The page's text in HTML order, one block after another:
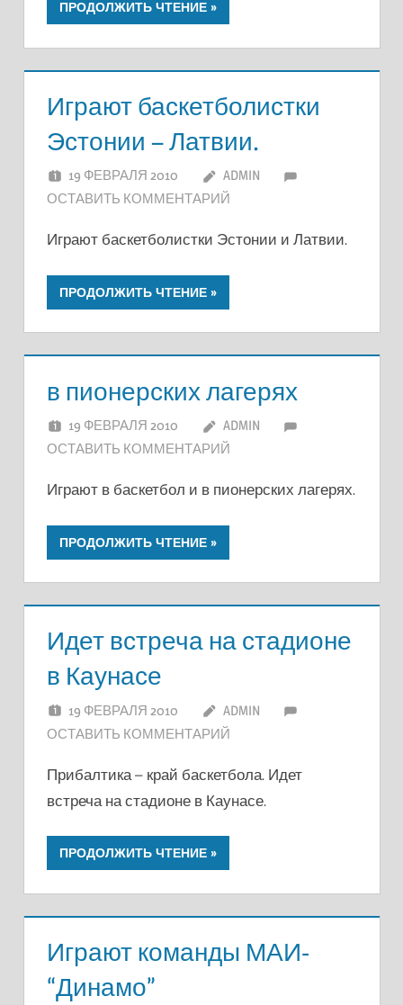
ПРОДОЛЖИТЬ ЧТЕНИЕ
Играют баскетболистки
Эстонии – Латвии.
19 ФЕВРАЛЯ 2010
ADMIN
ОСТАВИТЬ КОММЕНТАРИЙ
Играют баскетболистки Эстонии и Латвии.
ПРОДОЛЖИТЬ ЧТЕНИЕ
в пионерских лагерях
19 ФЕВРАЛЯ 2010
ADMIN
ОСТАВИТЬ КОММЕНТАРИЙ
Играют в баскетбол и в пионерских лагерях.
ПРОДОЛЖИТЬ ЧТЕНИЕ
Идет встреча на стадионе
в Каунасе
19 ФЕВРАЛЯ 2010
ADMIN
ОСТАВИТЬ КОММЕНТАРИЙ
Прибалтика – край баскетбола. Идет
встреча на стадионе в Каунасе.
ПРОДОЛЖИТЬ ЧТЕНИЕ
Играют команды МАИ-
“Динамо”